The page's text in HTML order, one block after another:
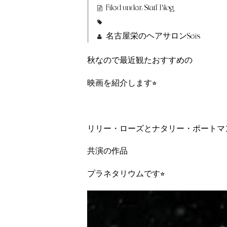
Filed under: Staff Blog
名古屋栄のヘアサロンSeis
秋なので最近観たおすすめの
映画を紹介します⭐︎
リリー・ローズとナタリー・ポートマ
共演の作品
プラネタリウムです⭐︎